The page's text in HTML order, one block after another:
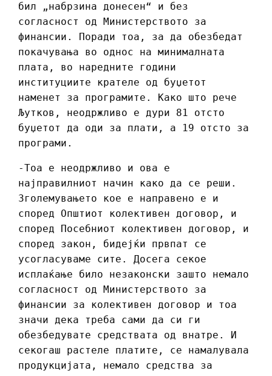
бил „набрзина донесен“ и без
согласност од Министерството за
финансии. Поради тоа, за да обезбедат
покачувања во однос на минималната
плата, во наредните години
институциите крателе од буџетот
наменет за програмите. Како што рече
Љутков, неодржливо е дури 81 отсто
буџетот да оди за плати, а 19 отсто за
програми.
-Тоа е неодржливо и ова е
најправилниот начин како да се реши.
Зголемувањето кое е направено е и
според Општиот колективен договор, и
според Посебниот колективен договор, и
според закон, бидејќи првпат се
усогласуваме сите. Досега секое
исплаќање било незаконски зашто немало
согласност од Министерството за
финансии за колективен договор и тоа
значи дека треба сами да си ги
обезбедувате средствата од внатре. И
секогаш растеле платите, се намалувала
продукцијата, немало средства за